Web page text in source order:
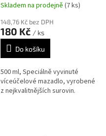
Průměrné
produktu
je
5,0
hvězdiček.
Skladem na prodejně (7 ks)
148,76 Kč bez DPH
180 Kč / ks
Do košíku
500 ml, Speciálně vyvinuté
víceúčelové mazadlo, vyrobené
z nejkvalitnějších surovin.